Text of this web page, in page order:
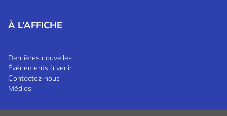
À L’AFFICHE
Dernières nouvelles
Événements à venir
Contactez-nous
Médias